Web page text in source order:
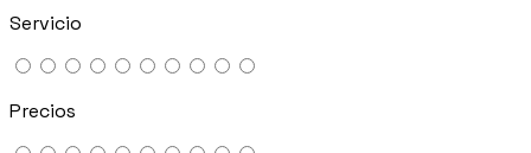
Servicio
Precios